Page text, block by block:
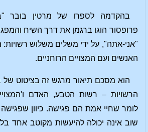
בהקדמה לספרו של מרטין בובר
פרופסור הוגו ברגמן את דרך השיח
"אני-אתה", על ידי משלים משלוש
האנשים ועם המצויים הרוחניים.
הוא מסכם תיאור מרגש זה בציטוט של
הרשויות – רשות הטבע, האדם
לומר שחיי אמת הם פגישה. כיוון שפגישה
שוב אינה יכולה להיעשות מקוטב אחד